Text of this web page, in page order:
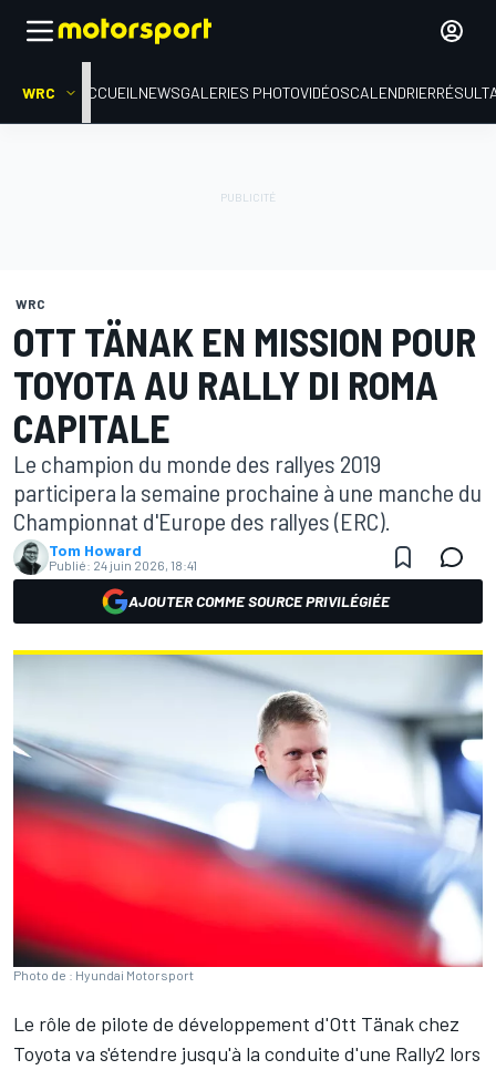
WRC ACCUEIL NEWSGALERIES PHOTOVIDÉOSCALENDRIER
WRC
OTT TÄNAK EN MISSION POUR
TOYOTA AU RALLY DI ROMA
CAPITALE
Le champion du monde des rallyes 2019
participera la semaine prochaine à une manche du
Championnat d'Europe des rallyes (ERC).
Tom Howard
Publié: 24 juin 2026, 18:41
AJOUTER COMME SOURCE PRIVILÉGIÉE
Photo de : Hyundai Motorsport
Le rôle de pilote de développement d'Ott Tänakchez
Toyota va s'étendre jusqu'à la conduite d'une Rally2 lors